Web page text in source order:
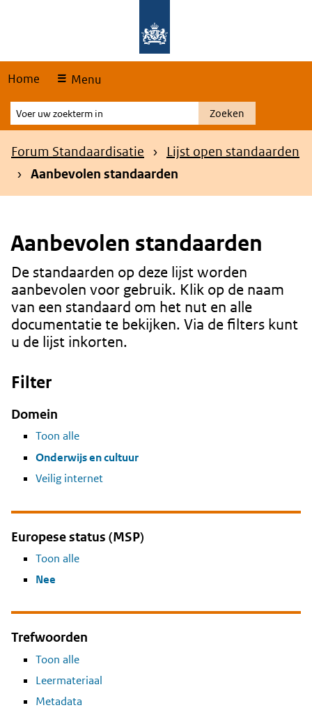
Home Menu
Voer
uw
zoekterm
Zoeken
Kruimelpad
Forum Standaardisatie
Lijst open standaarden
Aanbevolen standaarden
Aanbevolen standaarden
Content
De standaarden op deze lijst worden
aanbevolen voor gebruik. Klik op de naam
van een standaard om het nut en alle
documentatie te bekijken. Via de filters kunt
u de lijst inkorten.
Filter
Domein
Toon alle
Onderwijs en cultuur
Veilig internet
Europese status (MSP)
Toon alle
Nee
Trefwoorden
Toon alle
Leermateriaal
Metadata